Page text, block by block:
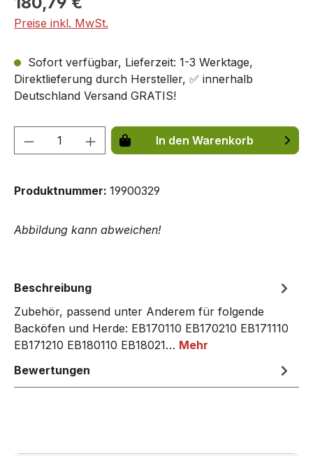
Preise inkl. MwSt.
Sofort verfügbar, Lieferzeit: 1-3 Werktage,
Direktlieferung durch Hersteller, ✅ innerhalb
Deutschland Versand GRATIS!
Produkt Anzahl: Gib denIn den Warenkorb
Produktnummer: 19900329
Abbildung kann abweichen!
Beschreibung
Zubehör, passend unter Anderem für folgende
Backöfen und Herde: EB170110 EB170210 EB171110
EB171210 EB180110 EB18021… Mehr
Bewertungen